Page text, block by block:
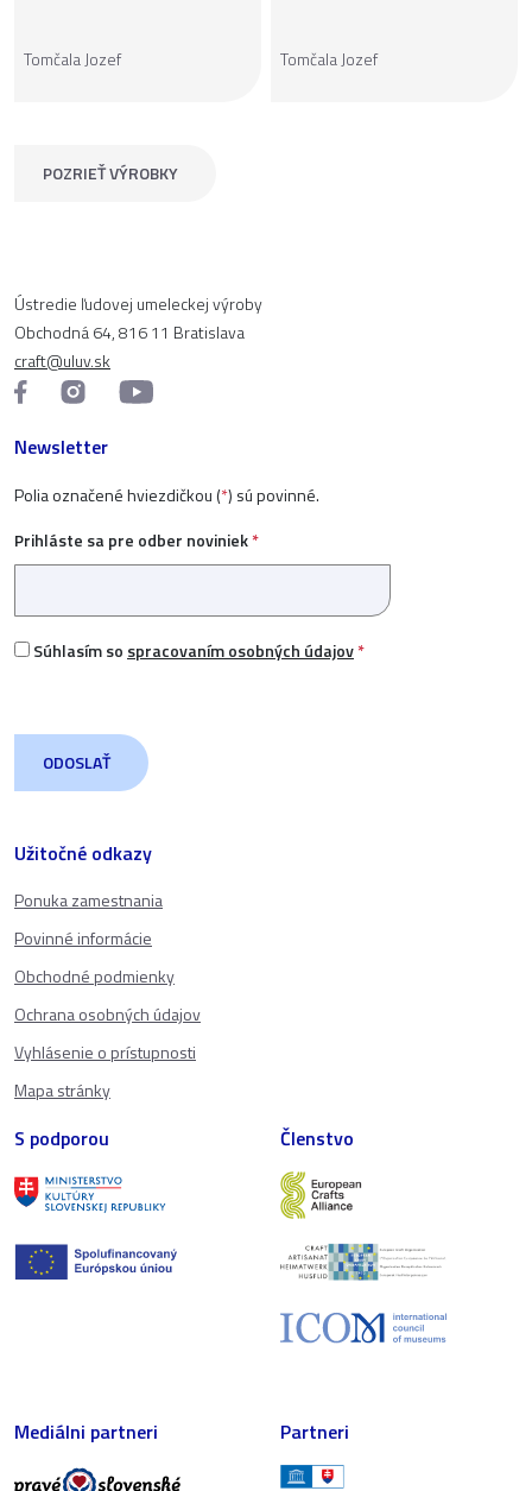
Tomčala Jozef Tomčala Jozef
POZRIEŤ VÝROBKY
Užitočné odkazy
Ponuka zamestnania
Povinné informácie
Obchodné podmienky
Ochrana osobných údajov
Vyhlásenie o prístupnosti
Mapa stránky
Ústredie ľudovej umeleckej výroby
Obchodná 64, 816 11 Bratislava
craft@uluv.sk
Newsletter
Polia označené hviezdičkou (*) sú povinné.
Prihláste sa pre odber noviniek*
Súhlasím so spracovaním osobných údajov*
S podporou Členstvo
Mediálni partneri Partneri